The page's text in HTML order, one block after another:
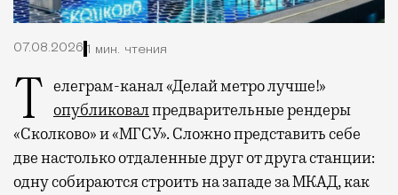
07.08.2026 1 мин. чтения
Телеграм-канал «Делай метро лучше!»
опубликовалпредварительные рендеры
«Сколково» и «МГСУ». Сложно представить себе
две настолько отдаленные друг от друга станции:
одну собираются строить на западе за МКАД, как